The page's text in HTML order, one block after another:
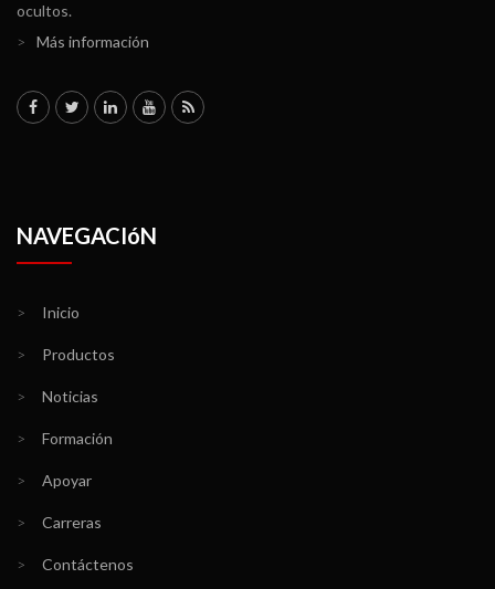
ocultos.
>
Más información
NAVEGACIóN
> Inicio
> Productos
> Noticias
> Formación
> Apoyar
> Carreras
> Contáctenos